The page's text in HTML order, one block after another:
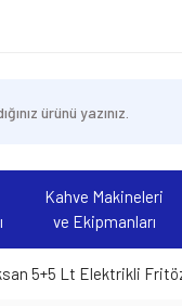
Kahve Makineleri
ve Ekipmanları
5+5 Lt Elektrikli